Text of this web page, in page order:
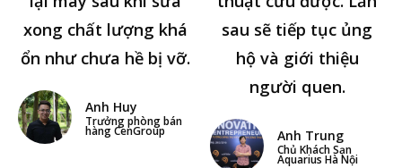
xong chất lượng khá
ổn như chưa hề bị vỡ.
Anh Huy
Trưởng phòng bán
hàng CenGroup
sau sẽ tiếp tục ủng
hộ và giới thiệu
người quen.
Anh Trung
Chủ Khách Sạn
Aquarius Hà Nội